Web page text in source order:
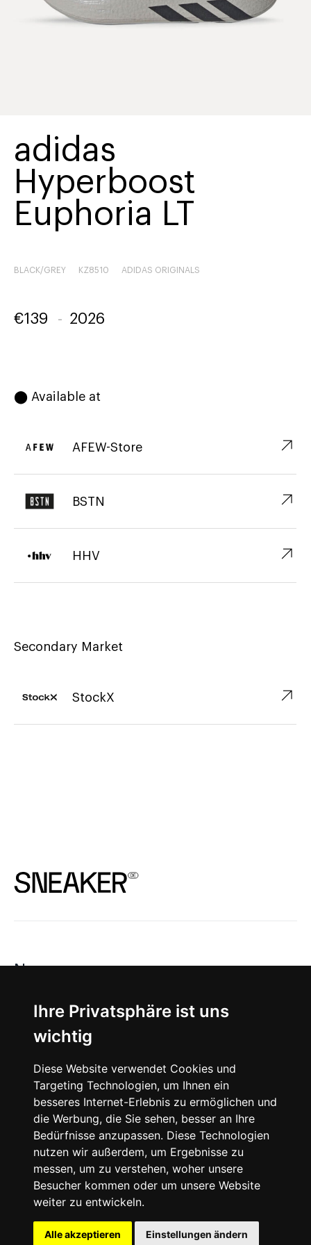
Ihre Privatsphäre ist uns
wichtig
Diese Website verwendet Cookies und
Targeting Technologien, um Ihnen ein
besseres Internet-Erlebnis zu ermöglichen und
die Werbung, die Sie sehen, besser an Ihre
Bedürfnisse anzupassen. Diese Technologien
nutzen wir außerdem, um Ergebnisse zu
messen, um zu verstehen, woher unsere
Besucher kommen oder um unsere Website
weiter zu entwickeln.
Alle akzeptieren Einstellungen ändern
adidas
Hyperboost
Euphoria LT
BLACK/GREY KZ8510 ADIDAS ORIGINALS
€139 - 2026
⬤ Available at
AFEW-Store ↗︎
BSTN ↗︎
HHV ↗︎
Secondary Market
StockX ↗︎
News
About
Instagram
Facebook
© 2024 SNEAKERᴰᴱ, All rights reserved.
Impressum Datenschutz
Cookie-Einstellungen